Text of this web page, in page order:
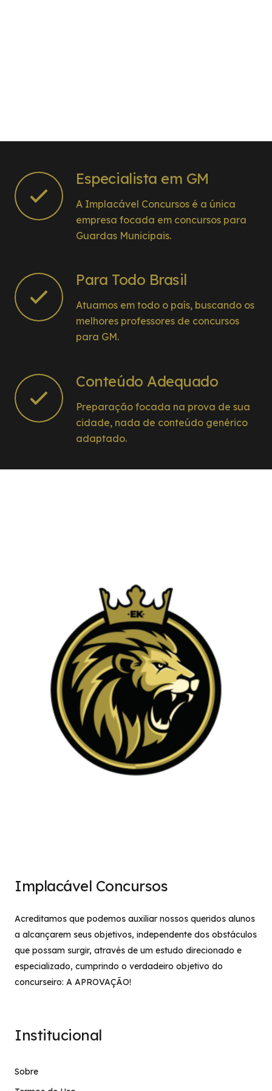
Especialista em GM
A Implacável Concursos é a única
empresa focada em concursos para
Guardas Municipais.
Para Todo Brasil
Atuamos em todo o país, buscando os
melhores professores de concursos
para GM.
Conteúdo Adequado
Preparação focada na prova de sua
cidade, nada de conteúdo genérico
adaptado.
Implacável Concursos
Acreditamos que podemos auxiliar nossos queridos alunos
a alcançarem seus objetivos, independente dos obstáculos
que possam surgir, através de um estudo direcionado e
especializado, cumprindo o verdadeiro objetivo do
concurseiro: A APROVAÇÃO!
Institucional
Sobre